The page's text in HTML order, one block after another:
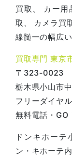
買取、 カー用
取、 カメラ買
線髄一の幅広
買取専門 東京
〒323-0023
栃木県小山市
フリーダイヤ
無料電話・GO
ドンキホーテ
ン・キホーテ